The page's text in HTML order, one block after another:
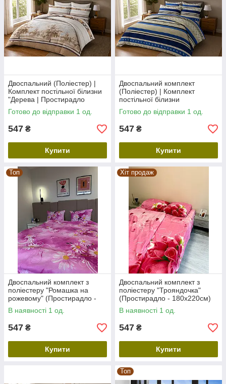
Двоспальний (Поліестер) |
Комплект постільної білизни
"Дерева | Простирадло
180х220 см
Готово до відправки 1 од.
547 ₴
Купити
Двоспальний комплект
(Поліестер) | Комплект
постільної білизни
"Смугастий рейс" |
Простирадло 180х220 см
Готово до відправки 1 од.
547 ₴
Купити
Топ
Двоспальний комплект з
поліестеру "Ромашка на
рожевому" (Простирадло -
180х220см)
В наявності 1 од.
547 ₴
Купити
Хіт продаж
Двоспальний комплект з
поліестеру "Трояндочка"
(Простирадло - 180х220см)
В наявності 1 од.
547 ₴
Купити
Топ